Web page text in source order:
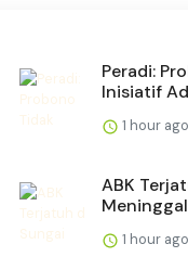
Peradi:
Inisiatif
1 hour ago
ABK
1 hour ago